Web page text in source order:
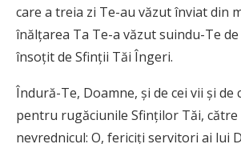
care a treia zi Te-au văzut înviat din
înălţarea Ta Te-a văzut suindu-Te
însoţit de Sfinţii Tăi Îngeri.
Îndură-Te, Doamne, şi de cei vii şi de
pentru rugăciunile Sfinţilor Tăi, către
nevrednicul: O, fericiţi servitori ai lui